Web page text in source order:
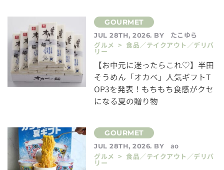
JUL 28TH, 2026. BY
たこゆら
グルメ > 食品／テイクアウト／デリバ
リー
【お中元に迷ったらこれ♡】半田
そうめん「オカベ」人気ギフトT
OP3を発表！もちもち食感がクセ
になる夏の贈り物
JUL 28TH, 2026. BY
ao
グルメ > 食品／テイクアウト／デリバ
リー